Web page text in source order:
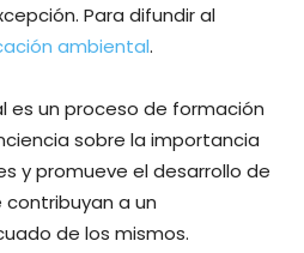
Para difundir al
ambiental.
es un proceso de formación
sobre la importancia
y promueve el desarrollo de
a un
de los mismos.